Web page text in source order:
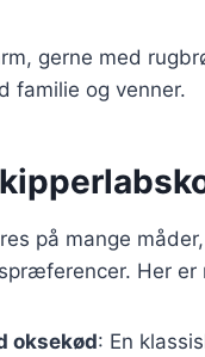
gerne med
familie og venner.
på mange
Her
oksekød: En